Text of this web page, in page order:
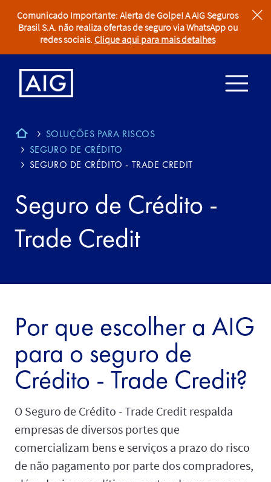
clear
Comunicado Importante: Alerta de Golpe! A AIG Seguros
Brasil S.A. não realiza ofertas de seguro via WhatsApp ou
redes sociais. Clique aqui para mais detalhes
SOLUÇÕES PARA RISCOS
SEGURO DE CRÉDITO
SEGURO DE CRÉDITO - TRADE CREDIT
Seguro de Crédito -
Trade Credit
Por que escolher a AIG
para o seguro de
Crédito - Trade Credit?
O Seguro de Crédito - Trade Credit respalda
empresas de diversos portes que
comercializam bens e serviços a prazo do risco
de não pagamento por parte dos compradores,